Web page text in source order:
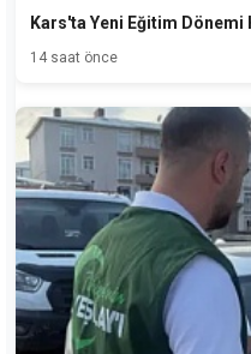
Kars'ta Yeni Eğitim Dönemi
14 saat önce